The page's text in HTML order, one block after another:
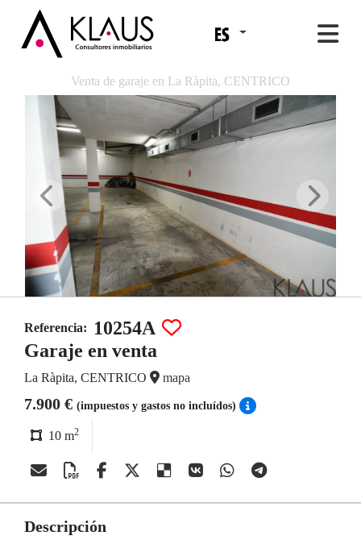
Venta de garaje en La Ràpita, CENTRICO
Referencia:
10254A
Garaje en venta
La Ràpita, CENTRICO mapa
7.900 € (impuestos y gastos no incluídos)
10 m2
Descripción